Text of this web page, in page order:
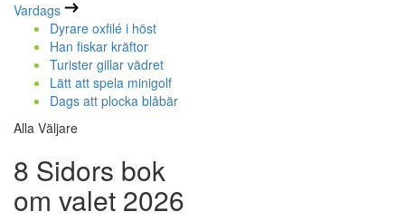
Vardags
Dyrare oxfilé i höst
Han fiskar kräftor
Turister gillar vädret
Lätt att spela minigolf
Dags att plocka blåbär
Alla Väljare
8 Sidors bok
om valet 2026